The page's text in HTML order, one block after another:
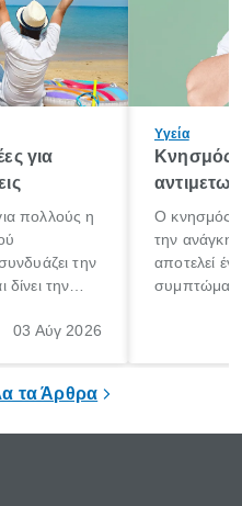
για
πολλούς η
την
την
μέρες
03 Αύγ 2026
Υγεία
Κνησμός:
Ο κνησμός
την ανάγκη
αποτελεί
τα Άρθρα